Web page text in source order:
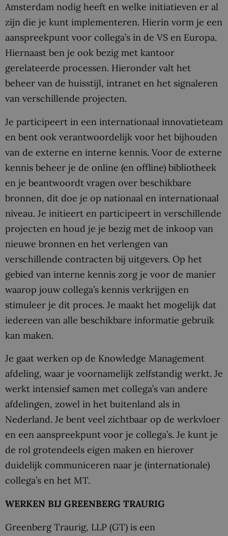
Amsterdam nodig heeft en welke initiatieven er al
zijn die je kunt implementeren. Hierin vorm je een
aanspreekpunt voor collega’s in de VS en Europa.
Hiernaast ben je ook bezig met kantoor
gerelateerde processen. Hieronder valt het
beheer van de huisstijl, intranet en het signaleren
van verschillende projecten.
Je participeert in een internationaal innovatieteam
en bent ook verantwoordelijk voor het bijhouden
van de externe en interne kennis. Voor de externe
kennis beheer je de online (en offline) bibliotheek
en je beantwoordt vragen over beschikbare
bronnen, dit doe je op nationaal en internationaal
niveau. Je initieert en participeert in verschillende
projecten en houd je je bezig met de inkoop van
nieuwe bronnen en het verlengen van
verschillende contracten bij uitgevers. Op het
gebied van interne kennis zorg je voor de manier
waarop jouw collega’s kennis verkrijgen en
stimuleer je dit proces. Je maakt het mogelijk dat
iedereen van alle beschikbare informatie gebruik
kan maken.
Je gaat werken op de Knowledge Management
afdeling, waar je voornamelijk zelfstandig werkt. Je
werkt intensief samen met collega’s van andere
afdelingen, zowel in het buitenland als in
Nederland. Je bent veel zichtbaar op de werkvloer
en een aanspreekpunt voor je collega’s. Je kunt je
de rol grotendeels eigen maken en hierover
duidelijk communiceren naar je (internationale)
collega’s en het MT.
WERKEN BIJ GREENBERG TRAURIG
Greenberg Traurig, LLP (GT) is een